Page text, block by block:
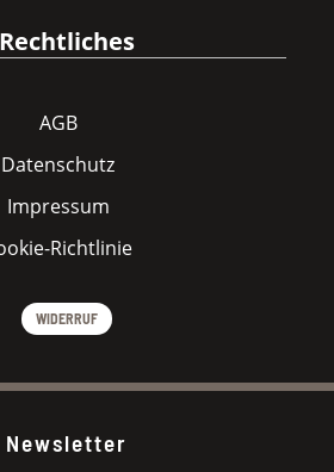
Rechtliches
AGB
Datenschutz
Impressum
Richtlinie
WIDERRUF
Newsletter